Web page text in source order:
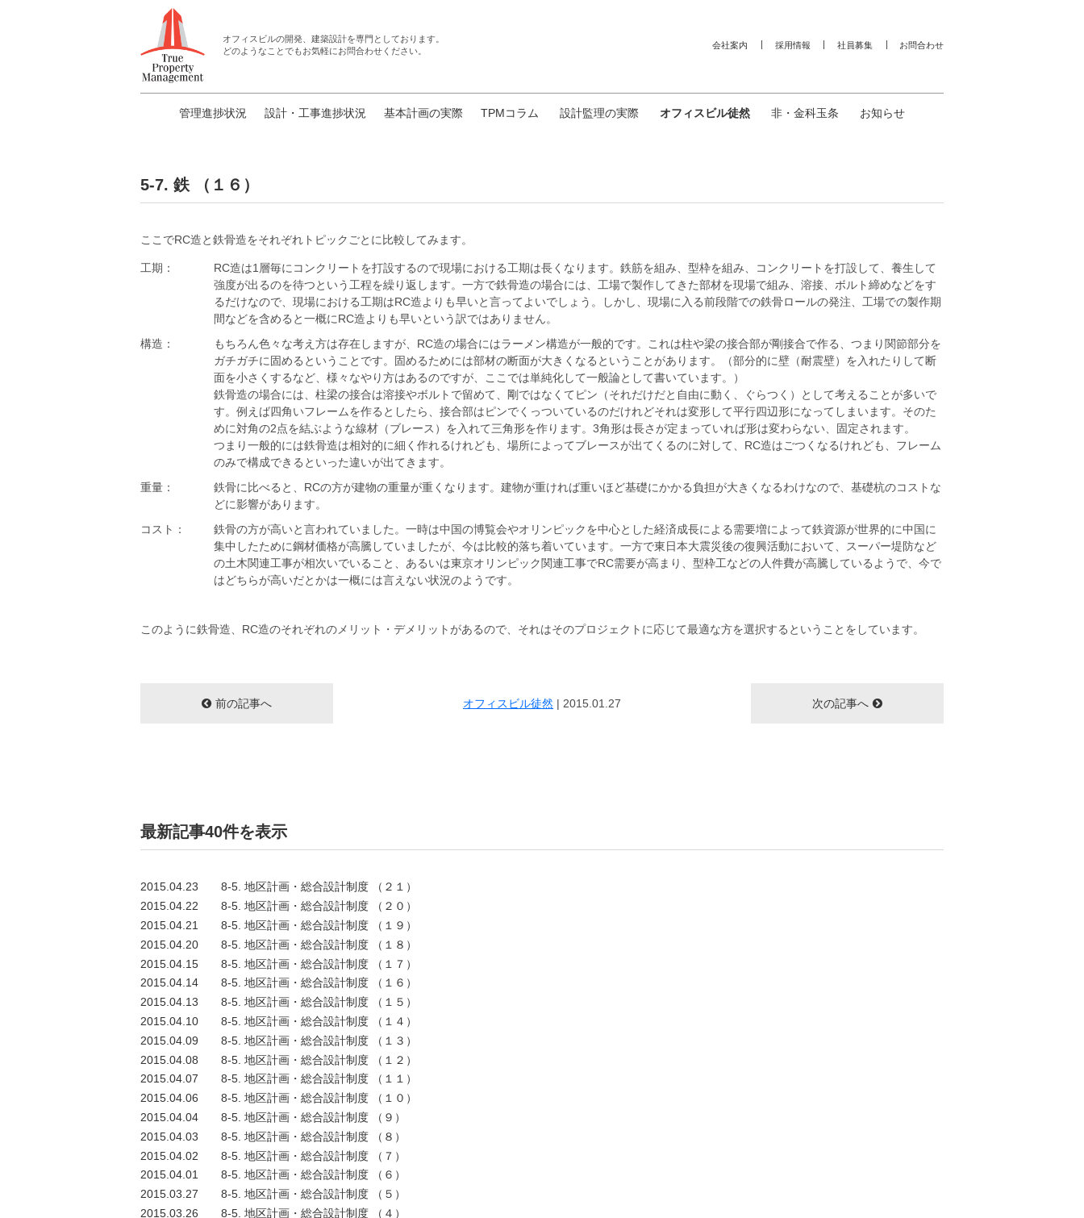
オフィスビルの開発、建築設計を専門としております。
どのようなことでもお気軽にお問合わせください。
会社案内 採用情報 社員募集 お問合わせ
管理進捗状況 設計・工事進捗状況 基本計画の実際 TPMコラム 設計監理の実際 オフィスビル徒然 非・金科玉条 お知らせ
5-7. 鉄 （１６）
ここでRC造と鉄骨造をそれぞれトピックごとに比較してみます。
工期：
RC造は1層毎にコンクリートを打設するので現場における工期は長くなります。鉄筋を組み、型枠を組み、コンクリートを打設して、養生して
強度が出るのを待つという工程を繰り返します。一方で鉄骨造の場合には、工場で製作してきた部材を現場で組み、溶接、ボルト締めなどをす
るだけなので、現場における工期はRC造よりも早いと言ってよいでしょう。しかし、現場に入る前段階での鉄骨ロールの発注、工場での製作期
間などを含めると一概にRC造よりも早いという訳ではありません。
構造：
もちろん色々な考え方は存在しますが、RC造の場合にはラーメン構造が一般的です。これは柱や梁の接合部が剛接合で作る、つまり関節部分を
ガチガチに固めるということです。固めるためには部材の断面が大きくなるということがあります。（部分的に壁（耐震壁）を入れたりして断
面を小さくするなど、様々なやり方はあるのですが、ここでは単純化して一般論として書いています。）
鉄骨造の場合には、柱梁の接合は溶接やボルトで留めて、剛ではなくてピン（それだけだと自由に動く、ぐらつく）として考えることが多いで
す。例えば四角いフレームを作るとしたら、接合部はピンでくっついているのだけれどそれは変形して平行四辺形になってしまいます。そのた
めに対角の2点を結ぶような線材（ブレース）を入れて三角形を作ります。3角形は長さが定まっていれば形は変わらない、固定されます。
つまり一般的には鉄骨造は相対的に細く作れるけれども、場所によってブレースが出てくるのに対して、RC造はごつくなるけれども、フレーム
のみで構成できるといった違いが出てきます。
重量：
鉄骨に比べると、RCの方が建物の重量が重くなります。建物が重ければ重いほど基礎にかかる負担が大きくなるわけなので、基礎杭のコストな
どに影響があります。
コスト：
鉄骨の方が高いと言われていました。一時は中国の博覧会やオリンピックを中心とした経済成長による需要増によって鉄資源が世界的に中国に
集中したために鋼材価格が高騰していましたが、今は比較的落ち着いています。一方で東日本大震災後の復興活動において、スーパー堤防など
の土木関連工事が相次いでいること、あるいは東京オリンピック関連工事でRC需要が高まり、型枠工などの人件費が高騰しているようで、今で
はどちらが高いだとかは一概には言えない状況のようです。
このように鉄骨造、RC造のそれぞれのメリット・デメリットがあるので、それはそのプロジェクトに応じて最適な方を選択するということをしています。
前の記事へ オフィスビル徒然 | 2015.01.27 次の記事へ
最新記事40件を表示
2015.04.23
8-5. 地区計画・総合設計制度 （２１）
2015.04.22
8-5. 地区計画・総合設計制度 （２０）
2015.04.21
8-5. 地区計画・総合設計制度 （１９）
2015.04.20
8-5. 地区計画・総合設計制度 （１８）
2015.04.15
8-5. 地区計画・総合設計制度 （１７）
2015.04.14
8-5. 地区計画・総合設計制度 （１６）
2015.04.13
8-5. 地区計画・総合設計制度 （１５）
2015.04.10
8-5. 地区計画・総合設計制度 （１４）
2015.04.09
8-5. 地区計画・総合設計制度 （１３）
2015.04.08
8-5. 地区計画・総合設計制度 （１２）
2015.04.07
8-5. 地区計画・総合設計制度 （１１）
2015.04.06
8-5. 地区計画・総合設計制度 （１０）
2015.04.04
8-5. 地区計画・総合設計制度 （９）
2015.04.03
8-5. 地区計画・総合設計制度 （８）
2015.04.02
8-5. 地区計画・総合設計制度 （７）
2015.04.01
8-5. 地区計画・総合設計制度 （６）
2015.03.27
8-5. 地区計画・総合設計制度 （５）
2015.03.26
8-5. 地区計画・総合設計制度 （４）